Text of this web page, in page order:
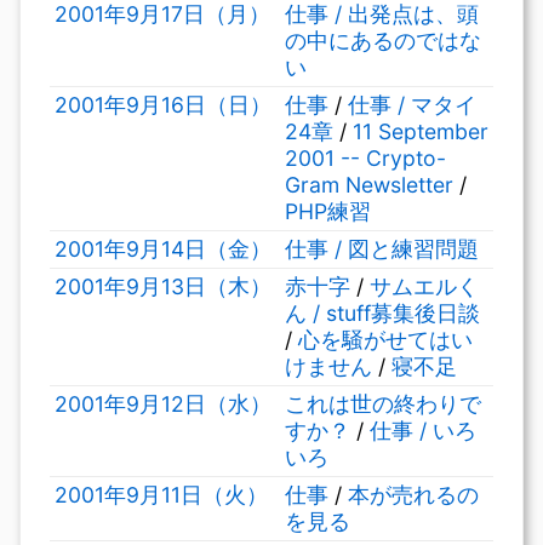
2001年9月17日（月）
仕事 / 出発点は、頭
の中にあるのではな
い
2001年9月16日（日）
仕事 / 仕事 / マタイ
24章 / 11 September
2001 -- Crypto-
Gram Newsletter /
PHP練習
2001年9月14日（金）
仕事 / 図と練習問題
2001年9月13日（木）
赤十字 / サムエルく
ん / stuff募集後日談
/心を騒がせてはい
けません / 寝不足
2001年9月12日（水）
これは世の終わりで
すか？ / 仕事 / いろ
いろ
2001年9月11日（火）
仕事 / 本が売れるの
を見る